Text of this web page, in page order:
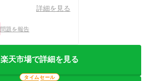
詳細を見る
問題を報告
楽天市場で詳細を見る
タイムセール